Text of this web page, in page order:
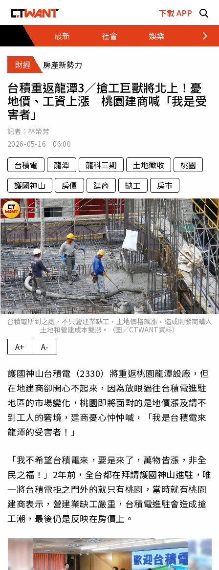
下載 APP
最新
社會 娛樂 財經
財經 房產新勢力
台積重返龍潭3／搶工巨獸將北上！憂
地價、工資上漲 桃園建商喊「我是受
害者」
記者： 林榮芳
2026-05-16 06:00
台積電 龍潭 龍科三期 土地徵收
桃園
護國神山
房價 建商 缺工 房市
台積電所到之處，不只營建業缺工，土地價格飆漲，造成開發商購入
土地和營建成本雙漲。（圖／CTWANT資料）
A+ A-
護國神山台積電（2330）將重返桃園龍潭設廠，但
在地建商卻開心不起來，因為放眼過往台積電進駐
地區的市場變化，桃園即將面對的是地價漲及請不
到工人的窘境，建商憂心忡忡喊，「我是台積電來
龍潭的受害者！」
「我不希望台積電來，要是來了，萬物皆漲，非全
民之福！」2年前，全台都在拜請護國神山進駐，唯
一將台積電拒之門外的就只有桃園，當時就有桃園
建商表示，營建業缺工嚴重，台積電進駐會造成搶
工潮，最後仍是反映在房價上。